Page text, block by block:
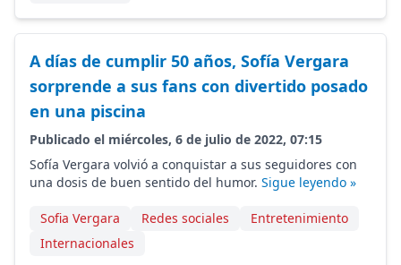
A días de cumplir 50 años, Sofía Vergara
sorprende a sus fans con divertido posado
en una piscina
Publicado el miércoles, 6 de julio de 2022, 07:15
Sofía Vergara volvió a conquistar a sus seguidores con
una dosis de buen sentido del humor. Sigue leyendo »
Sofia Vergara Redes sociales
Entretenimiento
Internacionales